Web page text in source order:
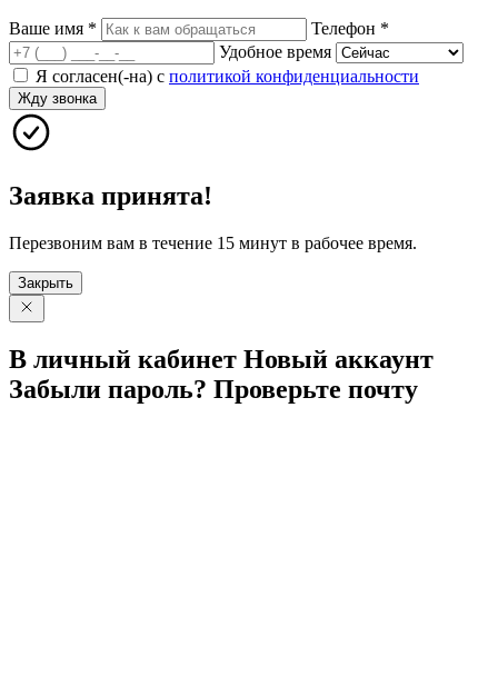
Ваше имя * Телефон *
Удобное время
Я согласен(-на) с политикой конфиденциальности
Жду звонка
Заявка принята!
Перезвоним вам в течение 15 минут в рабочее время.
Закрыть
В личный кабинет Новый аккаунт
Забыли пароль? Проверьте почту